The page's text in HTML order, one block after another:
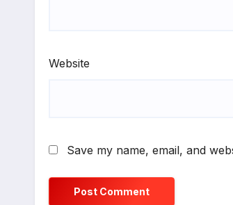
Website
Save my name, email, and